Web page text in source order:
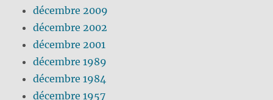
décembre 2009
décembre 2002
décembre 2001
décembre 1989
décembre 1984
décembre 1957